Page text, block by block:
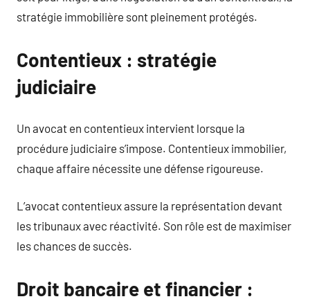
stratégie immobilière sont pleinement protégés.
Contentieux : stratégie
judiciaire
Un avocat en contentieux intervient lorsque la
procédure judiciaire s’impose. Contentieux immobilier,
chaque affaire nécessite une défense rigoureuse.
L’avocat contentieux assure la représentation devant
les tribunaux avec réactivité. Son rôle est de maximiser
les chances de succès.
Droit bancaire et financier :